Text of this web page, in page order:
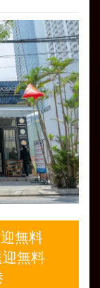
無料
無料